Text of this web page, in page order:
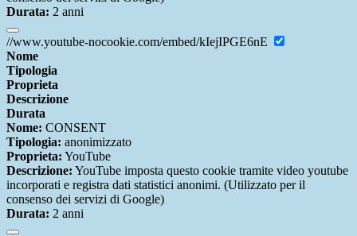
Durata: 2 anni
//www.youtube-nocookie.com/embed/kIejIPGE6nE
Nome
Tipologia
Proprieta
Descrizione
Durata
Nome: CONSENT
Tipologia: anonimizzato
Proprieta: YouTube
Descrizione: YouTube imposta questo cookie tramite video youtube
incorporati e registra dati statistici anonimi. (Utilizzato per il
consenso dei servizi di Google)
Durata: 2 anni